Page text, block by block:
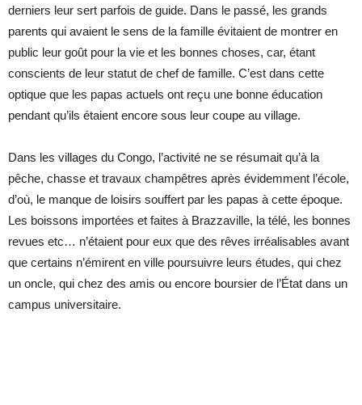
derniers leur sert parfois de guide. Dans le passé, les grands
parents qui avaient le sens de la famille évitaient de montrer en
public leur goût pour la vie et les bonnes choses, car, étant
conscients de leur statut de chef de famille. C’est dans cette
optique que les papas actuels ont reçu une bonne éducation
pendant qu’ils étaient encore sous leur coupe au village.
Dans les villages du Congo, l’activité ne se résumait qu’à la
pêche, chasse et travaux champêtres après évidemment l’école,
d’où, le manque de loisirs souffert par les papas à cette époque.
Les boissons importées et faites à Brazzaville, la télé, les bonnes
revues etc… n’étaient pour eux que des rêves irréalisables avant
que certains n’émirent en ville poursuivre leurs études, qui chez
un oncle, qui chez des amis ou encore boursier de l’État dans un
campus universitaire.